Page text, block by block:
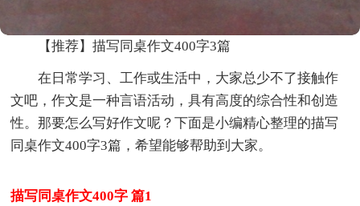
【推荐】描写同桌作文400字3篇
在日常学习、工作或生活中，大家总少不了接触作
文吧，作文是一种言语活动，具有高度的综合性和创造
性。那要怎么写好作文呢？下面是小编精心整理的描写
同桌作文400字3篇，希望能够帮助到大家。
描写同桌作文400字 篇1